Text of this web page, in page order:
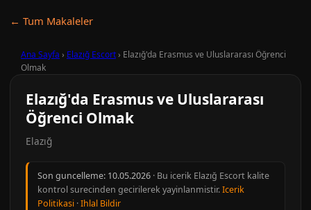
← Tum Makaleler
Ana Sayfa › Elazığ Escort› Elazığ'da Erasmus ve Uluslararası Öğrenci
Olmak
Elazığ'da Erasmus ve Uluslararası
Öğrenci Olmak
Elazığ
Son guncelleme: 10.05.2026 · Bu icerik Elazığ Escort kalite
kontrol surecinden gecirilerek yayinlanmistir.Icerik
Politikasi ·Ihlal Bildir